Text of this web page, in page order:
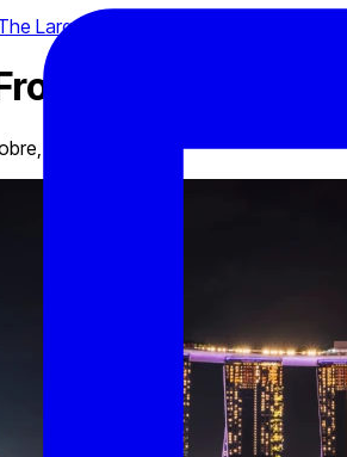
Largest Crypto Event: TOKEN2049
The Largest
2024